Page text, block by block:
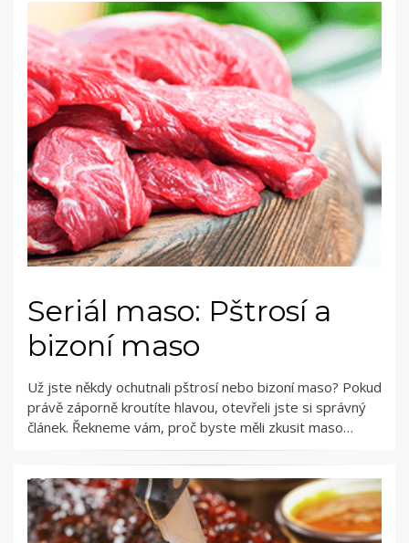
Seriál maso: Pštrosí a
bizoní maso
Už jste někdy ochutnali pštrosí nebo bizoní maso? Pokud
právě záporně kroutíte hlavou, otevřeli jste si správný
článek. Řekneme vám, proč byste měli zkusit maso…